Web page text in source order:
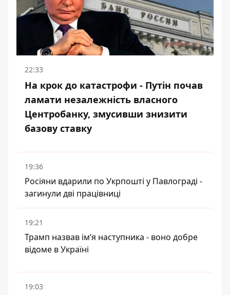
22:33
На крок до катастрофи - Путін почав
ламати незалежність власного
Центробанку, змусивши знизити
базову ставку
19:36
Росіяни вдарили по Укрпошті у Павлограді -
загинули дві працівниці
19:21
Трамп назвав імʼя наступника - воно добре
відоме в Україні
19:03